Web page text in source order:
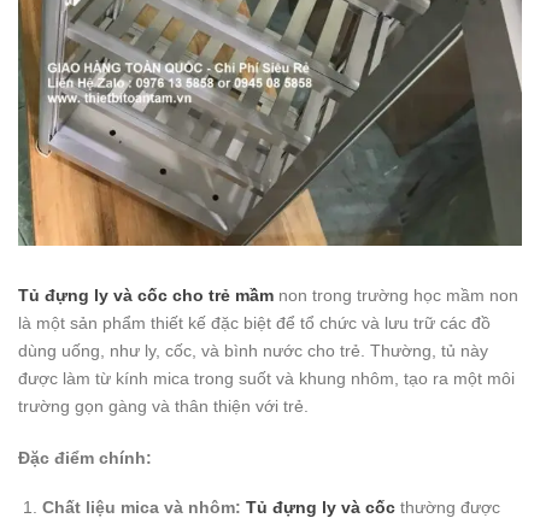
Tủ đựng ly và cốc cho trẻ mầm non trong trường học mầm non
là một sản phẩm thiết kế đặc biệt để tổ chức và lưu trữ các đồ
dùng uống, như ly, cốc, và bình nước cho trẻ. Thường, tủ này
được làm từ kính mica trong suốt và khung nhôm, tạo ra một môi
trường gọn gàng và thân thiện với trẻ.
Đặc điểm chính:
Chất liệu mica và nhôm: Tủ đựng ly và cốc thường được